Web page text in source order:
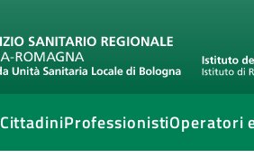
CittadiniProfessionistiOperatori